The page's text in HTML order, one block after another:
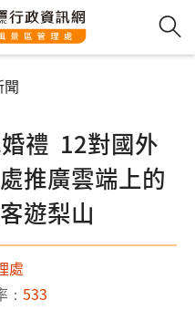
聞
禮 12對國外
推廣雲端上的
遊梨山
處
533